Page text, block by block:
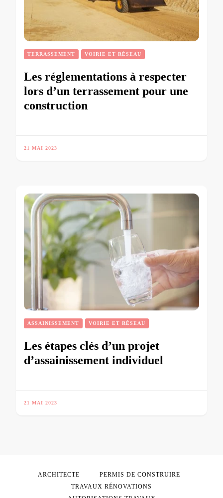
TERRASSEMENT VOIRIE ET RÉSEAU
Les réglementations à respecter
lors d’un terrassement pour une
construction
21 MAI 2023
ASSAINISSEMENT VOIRIE ET RÉSEAU
Les étapes clés d’un projet
d’assainissement individuel
21 MAI 2023
ARCHITECTE
PERMIS DE CONSTRUIRE
TRAVAUX RÉNOVATIONS